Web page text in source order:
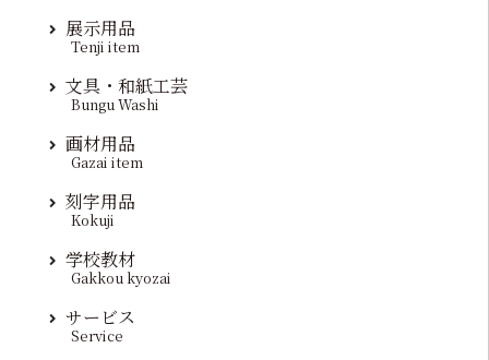
展示用品
Tenji item
文具・和紙工芸
Bungu Washi
画材用品
Gazai item
刻字用品
Kokuji
学校教材
Gakkou kyozai
サービス
Service